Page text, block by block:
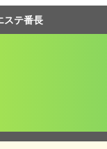
ステ番長